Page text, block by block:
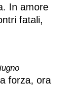
In amore
fatali,
forza, ora